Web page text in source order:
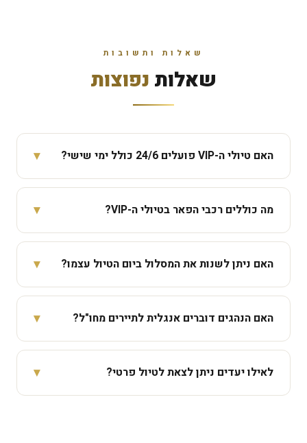
שאלות ותשובות
שאלות נפוצות
האם טיולי ה-VIP פועלים 24/6 כולל ימי שישי? ▾
כן — זמינים ראשון עד שישי, סביב השעון, כולל יציאות בוקר
מוקדם ולילה. אנחנו שומרים שבת ולא פועלים בה; טיולי
מה כוללים רכבי הפאר בטיולי ה-VIP? ▾
מרצדס ספרינטר ומיניבוסים ברמת גימור עליונה — כולל
מקרר מובנה, שתייה קלה חופשית לאורך כל הדרך, מושבי
האם ניתן לשנות את המסלול ביום הטיול עצמו? ▾
כן! גמישות מלאה בלוח הזמנים — רוצים לשהות יותר זמן
ביעד מסוים? להוסיף עצירה? הנהג מתאים את עצמו לכם.
האם הנהגים דוברים אנגלית לתיירים מחו"ל? ▾
כן. הנהגים שלנו דוברים עברית ואנגלית ברמה מקצועית —
מנהלים את הלוגיסטיקה, החניות והכניסות לאתרים, כדי
לאילו יעדים ניתן לצאת לטיול פרטי? ▾